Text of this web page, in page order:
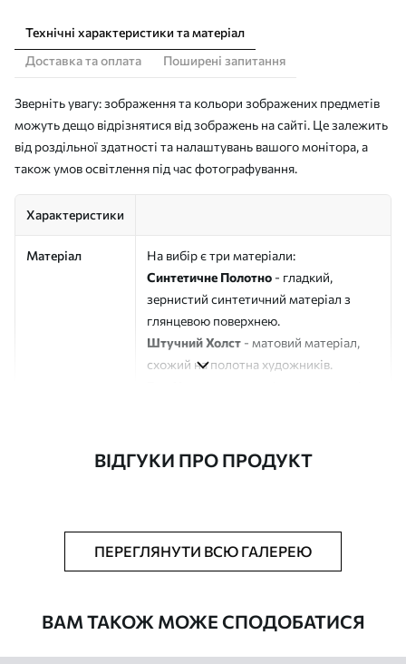
Технічні характеристики та матеріал
Доставка та оплата
Поширені запитання
Зверніть увагу: зображення та кольори зображених предметів
можуть дещо відрізнятися від зображень на сайті. Це залежить
від роздільної здатності та налаштувань вашого монітора, а
також умов освітлення під час фотографування.
Характеристики
Матеріал
На вибір є три матеріали:
Синтетичне Полотно - гладкий,
зернистий синтетичний матеріал з
глянцевою поверхнею.
Штучний Холст - матовий матеріал,
схожий на полотна художників.
Додатково Можна додати лакове покриття.
ВІДГУКИ ПРО ПРОДУКТ
ПЕРЕГЛЯНУТИ ВСЮ ГАЛЕРЕЮ
ВАМ ТАКОЖ МОЖЕ СПОДОБАТИСЯ